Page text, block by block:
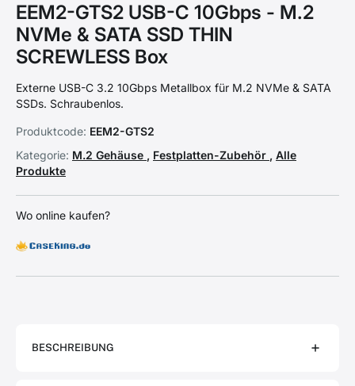
EEM2-GTS2 USB-C 10Gbps - M.2
NVMe & SATA SSD THIN
SCREWLESS Box
Externe USB-C 3.2 10Gbps Metallbox für M.2 NVMe & SATA
SSDs. Schraubenlos.
Produktcode: EEM2-GTS2
Kategorie: M.2 Gehäuse , Festplatten-Zubehör , Alle
Produkte
Wo online kaufen?
BESCHREIBUNG